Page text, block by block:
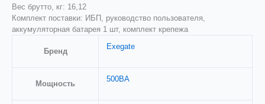
Вес брутто, кг: 16,12
Комплект поставки: ИБП, руководство пользователя,
аккумуляторная батарея 1 шт, комплект крепежа
Бренд
Exegate
Мощность
500ВА